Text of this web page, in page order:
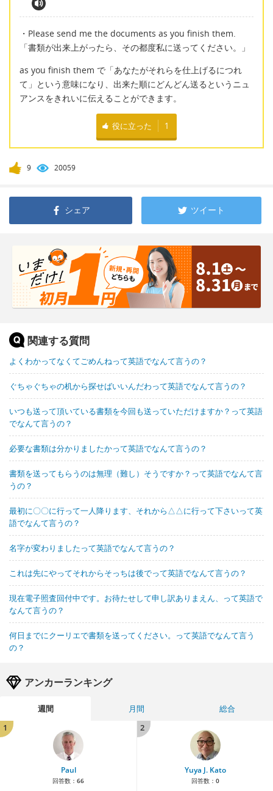
・Please send me the documents as you finish them.
「書類が出来上がったら、その都度私に送ってください。」
as you finish them で「あなたがそれらを仕上げるにつれ
て」という意味になり、出来た順にどんどん送るというニュ
アンスをきれいに伝えることができます。
役に立った 1
9 20059
シェア ツイート
関連する質問
よくわかってなくてごめんねって英語でなんて言うの？
ぐちゃぐちゃの机から探せばいいんだわって英語でなんて言うの？
いつも送って頂いている書類を今回も送っていただけますか？って英語
でなんて言うの？
必要な書類は分かりましたかって英語でなんて言うの？
書類を送ってもらうのは無理（難し）そうですか？って英語でなんて言
うの？
最初に〇〇に行って一人降ります、それから△△に行って下さいって英
語でなんて言うの？
名字が変わりましたって英語でなんて言うの？
これは先にやってそれからそっちは後でって英語でなんて言うの？
現在電子照査回付中です。お待たせして申し訳ありまえん、って英語で
なんて言うの？
何日までにクーリエで書類を送ってください。って英語でなんて言う
の？
アンカーランキング
週間 月間
総合
1
Paul
回答数： 66
2
Yuya J. Kato
回答数： 0